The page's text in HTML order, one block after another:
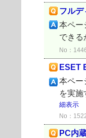
フルデ
本ペー
できる
No：
ESET
本ペー
を実
細表示
No：
PC内